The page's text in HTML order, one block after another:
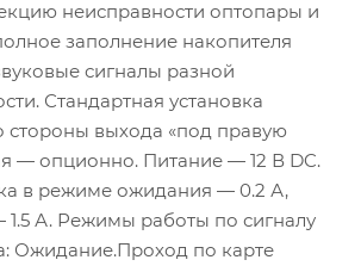
неисправности оптопары и
заполнение накопителя
сигналы разной
Стандартная установка
стороны выхода «под правую
— опционно. Питание — 12 В DC.
в режиме ожидания — 0.2 А,
А. Режимы работы по сигналу
Ожидание.Проход по карте